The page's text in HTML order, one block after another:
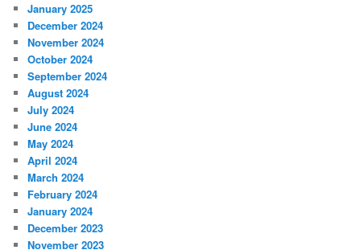
January 2025
December 2024
November 2024
October 2024
September 2024
August 2024
July 2024
June 2024
May 2024
April 2024
March 2024
February 2024
January 2024
December 2023
November 2023